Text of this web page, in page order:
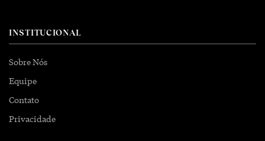
INSTITUCIONAL
Sobre Nós
Equipe
Contato
Privacidade